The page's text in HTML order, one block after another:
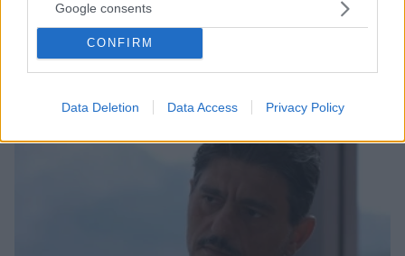
Google consents
CONFIRM
Data Deletion Data Access Privacy Policy
Τη Υπερμάχω: Η νύχτα του Αυγούστου πριν από
1.400 χρόνια, που γέννησε τον Ακάθιστο Ύμνο
09.08.2026, 22:48